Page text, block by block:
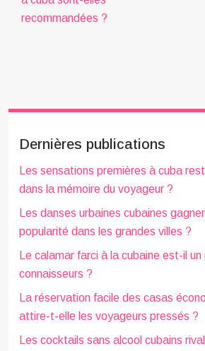
recommandées ?
Dernières publications
Les sensations premières à cuba
dans la mémoire du voyageur ?
Les danses urbaines cubaines
popularité dans les grandes villes ?
Le calamar farci à la cubaine est-il
connaisseurs ?
La réservation facile des casas
attire-t-elle les voyageurs pressés ?
Les cocktails sans alcool cubains